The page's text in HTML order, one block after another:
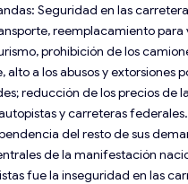
Seguridad en las
reemplacamiento para
prohibición de los
alto a los abusos y extorsiones
reducción de los precios de
y carreteras federales.
del resto de sus
de la manifestación
fue la inseguridad en las